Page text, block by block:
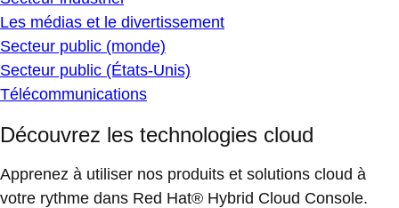
Les médias et le divertissement
Secteur public (monde)
Secteur public (États-Unis)
Télécommunications
Découvrez les technologies cloud
Apprenez à utiliser nos produits et solutions cloud à
votre rythme dans Red Hat® Hybrid Cloud Console.